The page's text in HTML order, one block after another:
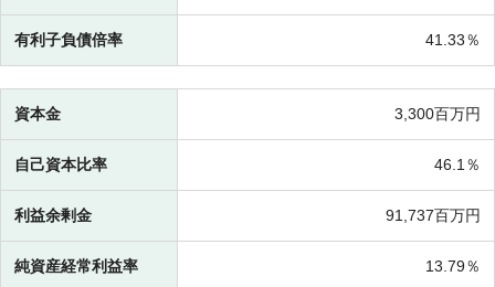
有利子負債倍率 41.33％
資本金 3,300百万円
自己資本比率 46.1％
利益余剰金 91,737百万円
純資産経常利益率 13.79％